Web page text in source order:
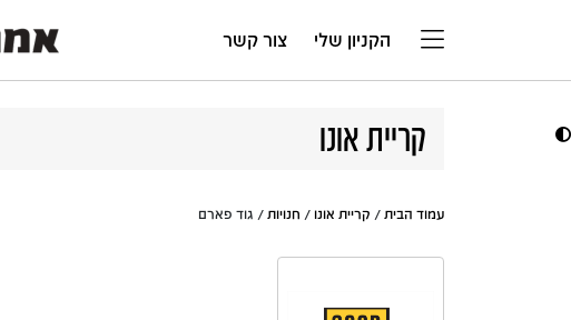
הקניון שלי צור קשר
קריית אונו
עמוד הבית / קריית אונו / חנויות / גוד פארם